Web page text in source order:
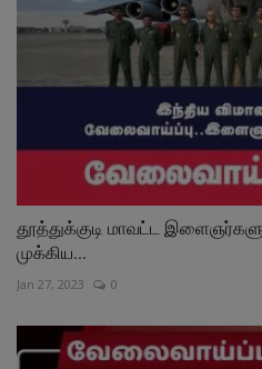
தூத்துக்குடி மாவட்ட
முக்கிய...
Jan 27, 2023 0